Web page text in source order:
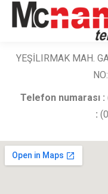
YEŞİLIRMAK MAH.
Telefon numarası :
: